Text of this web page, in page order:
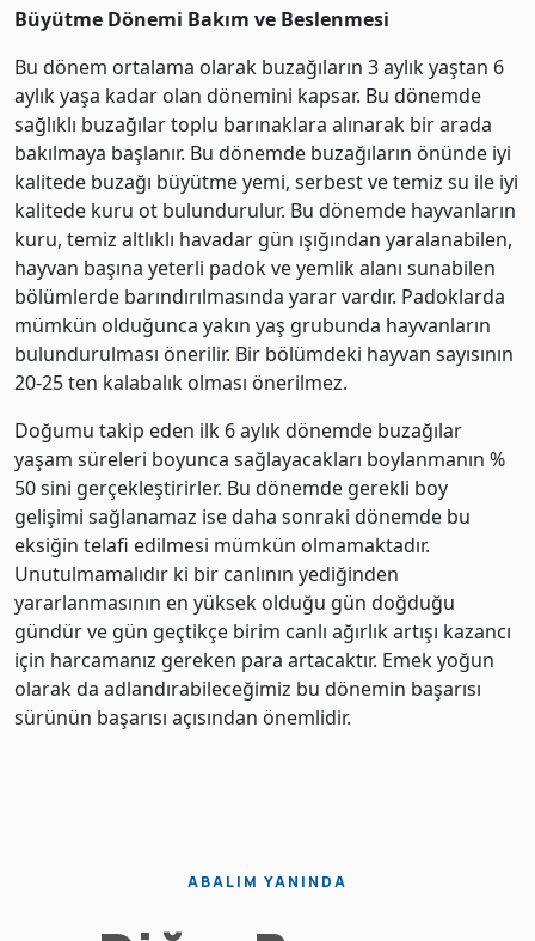
Büyütme Dönemi Bakım ve Beslenmesi
Bu dönem ortalama olarak buzağıların 3 aylık yaştan 6
aylık yaşa kadar olan dönemini kapsar. Bu dönemde
sağlıklı buzağılar toplu barınaklara alınarak bir arada
bakılmaya başlanır. Bu dönemde buzağıların önünde iyi
kalitede buzağı büyütme yemi, serbest ve temiz su ile iyi
kalitede kuru ot bulundurulur. Bu dönemde hayvanların
kuru, temiz altlıklı havadar gün ışığından yaralanabilen,
hayvan başına yeterli padok ve yemlik alanı sunabilen
bölümlerde barındırılmasında yarar vardır. Padoklarda
mümkün olduğunca yakın yaş grubunda hayvanların
bulundurulması önerilir. Bir bölümdeki hayvan sayısının
20-25 ten kalabalık olması önerilmez.
Doğumu takip eden ilk 6 aylık dönemde buzağılar
yaşam süreleri boyunca sağlayacakları boylanmanın %
50 sini gerçekleştirirler. Bu dönemde gerekli boy
gelişimi sağlanamaz ise daha sonraki dönemde bu
eksiğin telafi edilmesi mümkün olmamaktadır.
Unutulmamalıdır ki bir canlının yediğinden
yararlanmasının en yüksek olduğu gün doğduğu
gündür ve gün geçtikçe birim canlı ağırlık artışı kazancı
için harcamanız gereken para artacaktır. Emek yoğun
olarak da adlandırabileceğimiz bu dönemin başarısı
sürünün başarısı açısından önemlidir.
ABALIM YANINDA